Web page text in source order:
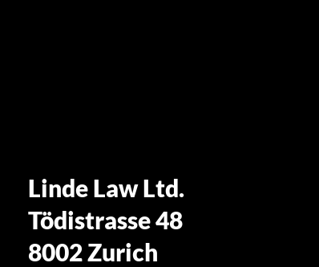
Linde Law Ltd.
Tödistrasse 48
8002 Zurich